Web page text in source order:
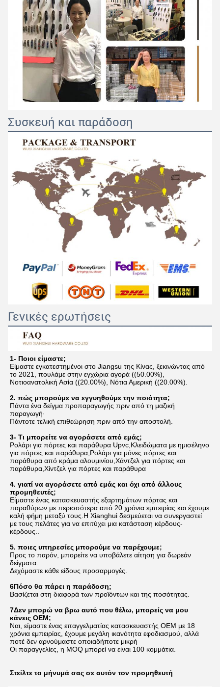
Συσκευή και παράδοση
Γενικές ερωτήσεις
1- Ποιοι είμαστε;
Είμαστε εγκατεστημένοι στο Jiangsu της Κίνας, ξεκινώντας από
το 2021, πουλάμε στην εγχώρια αγορά ((50.00%),
Νοτιοανατολική Ασία ((20.00%), Νότια Αμερική ((20.00%).
2. πώς μπορούμε να εγγυηθούμε την ποιότητα;
Πάντα ένα δείγμα προπαραγωγής πριν από τη μαζική
παραγωγή·
Πάντοτε τελική επιθεώρηση πριν από την αποστολή.
3- Τι μπορείτε να αγοράσετε από εμάς;
Ρολάρι για πόρτες και παράθυρα Upvc,Κλειδώματα με ημισέληνο
για πόρτες και παράθυρα,Ρολάρι για μόνες πόρτες και
παράθυρα από κράμα αλουμινίου,Χάντζελ για πόρτες και
παράθυρα,Χίντζελ για πόρτες και παράθυρα
4. γιατί να αγοράσετε από εμάς και όχι από άλλους
προμηθευτές;
Είμαστε ένας κατασκευαστής εξαρτημάτων πόρτας και
παραθύρων με περισσότερα από 20 χρόνια εμπειρίας και έχουμε
καλή φήμη μεταξύ τους.Η Xianghui δεσμεύεται να συνεργαστεί
με τους πελάτες για να επιτύχει μια κατάσταση κέρδους-
κέρδους..
5. ποιες υπηρεσίες μπορούμε να παρέχουμε;
Προς το παρόν, μπορείτε να υποβάλετε αίτηση για δωρεάν
δείγματα.
Δεχόμαστε κάθε είδους προσαρμογές.
6Πόσο θα πάρει η παράδοση;
Βασίζεται στη διαφορά των προϊόντων και της ποσότητας.
7Δεν μπορώ να βρω αυτό που θέλω, μπορείς να μου
κάνεις OEM;
Ναι, είμαστε ένας επαγγελματίας κατασκευαστής OEM με 18
χρόνια εμπειρίας, έχουμε μεγάλη ικανότητα εφοδιασμού, αλλά
ποτέ δεν αρνούμαστε οποιαδήποτε μικρή
Οι παραγγελίες, η MOQ μπορεί να είναι 100 κομμάτια.
Στείλτε το μήνυμά σας σε αυτόν τον προμηθευτή